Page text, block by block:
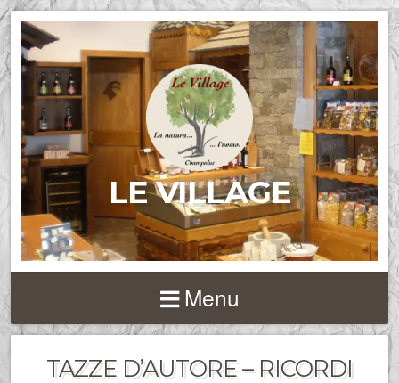
LE VILLAGE
Menu
TAZZE D’AUTORE – RICORDI